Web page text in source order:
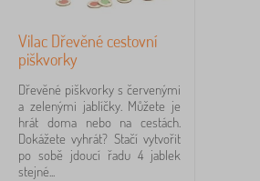
Vilac Dřevěné cestovní
piškvorky
Dřevěné piškvorky s červenými
a zelenými jablíčky. Můžete je
hrát doma nebo na cestách.
Dokážete vyhrát? Stačí vytvořit
po sobě jdoucí řadu 4 jablek
stejné...